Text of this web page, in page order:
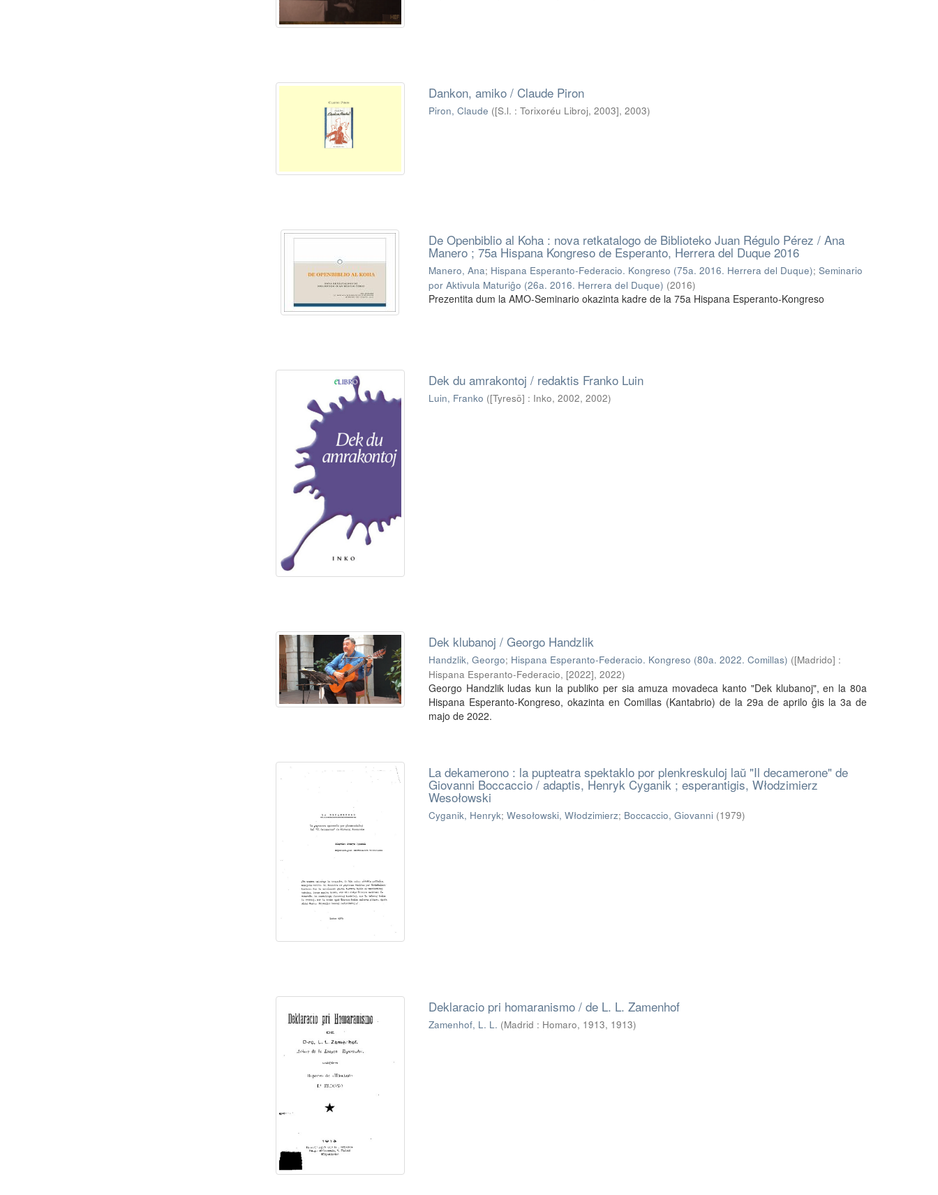
Dankon, amiko / Claude Piron
Piron, Claude ([S.l. : Torixoréu Libroj, 2003], 2003)
De Openbiblio al Koha : nova retkatalogo de Biblioteko Juan Régulo Pérez / Ana
Manero ; 75a Hispana Kongreso de Esperanto, Herrera del Duque 2016
Manero, Ana; Hispana Esperanto-Federacio. Kongreso (75a. 2016. Herrera del Duque); Seminario
por Aktivula Maturiĝo (26a. 2016. Herrera del Duque) (2016)
Prezentita dum la AMO-Seminario okazinta kadre de la 75a Hispana Esperanto-Kongreso
Dek du amrakontoj / redaktis Franko Luin
Luin, Franko ([Tyresö] : Inko, 2002, 2002)
Dek klubanoj / Georgo Handzlik
Handzlik, Georgo; Hispana Esperanto-Federacio. Kongreso (80a. 2022. Comillas) ([Madrido] :
Hispana Esperanto-Federacio, [2022], 2022)
Georgo Handzlik ludas kun la publiko per sia amuza movadeca kanto "Dek klubanoj", en la 80a
Hispana Esperanto-Kongreso, okazinta en Comillas (Kantabrio) de la 29a de aprilo ĝis la 3a de
majo de 2022.
La dekamerono : la pupteatra spektaklo por plenkreskuloj laŭ "Il decamerone" de
Giovanni Boccaccio / adaptis, Henryk Cyganik ; esperantigis, Włodzimierz
Wesołowski
Cyganik, Henryk; Wesołowski, Włodzimierz; Boccaccio, Giovanni (1979)
Deklaracio pri homaranismo / de L. L. Zamenhof
Zamenhof, L. L. (Madrid : Homaro, 1913, 1913)